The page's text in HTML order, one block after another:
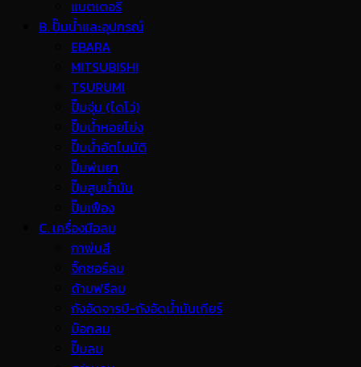
แบตเตอรี่
B. ปั๊มน้ำและอุปกรณ์
EBARA
MITSUBISHI
TSURUMI
ปั๊มจุ่ม (ไดโว่)
ปั๊มน้ำหอยโข่ง
ปั๊มน้ำอัตโนมัติ
ปั๊มพ่นยา
ปั๊มสูบน้ำมัน
ปั๊มเฟือง
C. เครื่องมือลม
กาพ่นสี
จิ๊กซอร์ลม
ด้ามฟรีลม
ถังอัดจารบี-ถังอัดน้ำมันเกียร์
บ๊อกลม
ปั๊มลม